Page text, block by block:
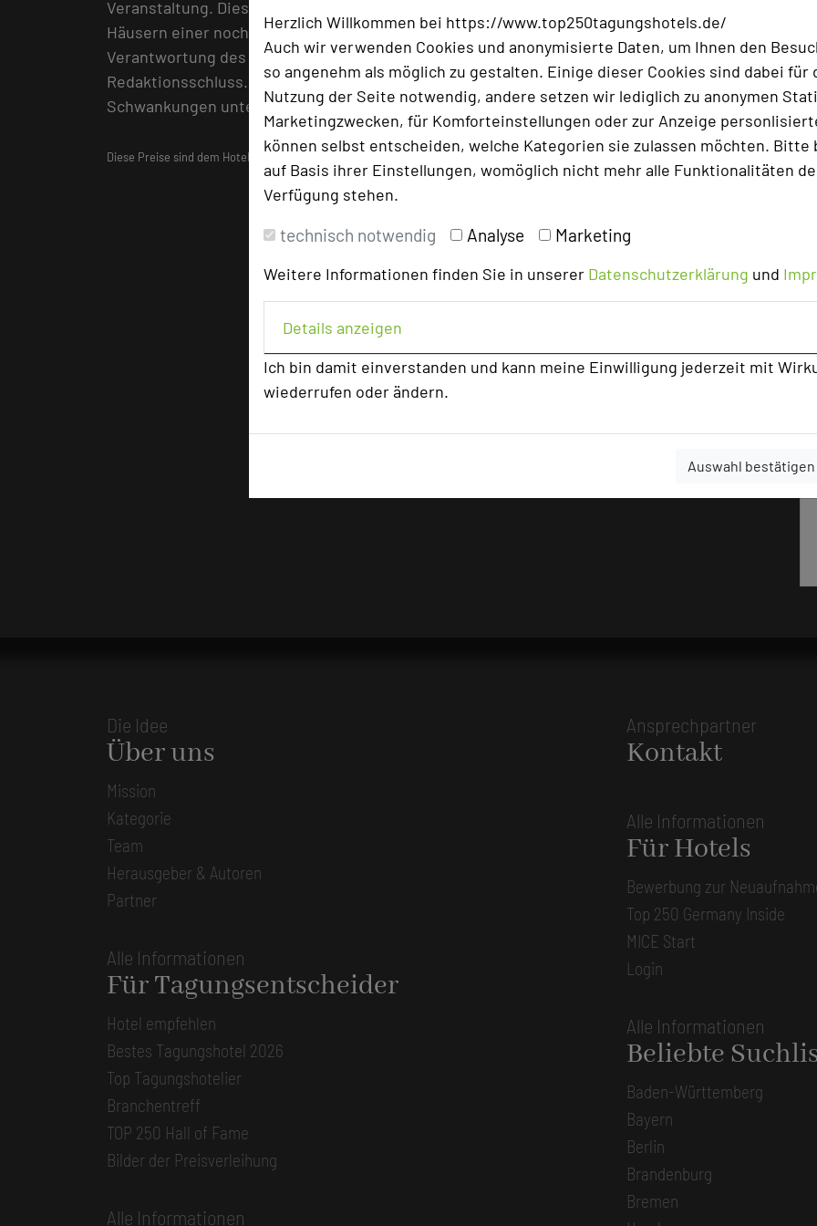
Herzlich Willkommen bei https://www.top250tagungshotels.de/
Auch wir verwenden Cookies und anonymisierte Daten, um Ihnen den
so angenehm als möglich zu gestalten. Einige dieser Cookies sind dabei für
Nutzung der Seite notwendig, andere setzen wir lediglich zu anonymen
Marketingzwecken, für Komforteinstellungen oder zur Anzeige
können selbst entscheiden, welche Kategorien sie zulassen möchten. Bitte
auf Basis ihrer Einstellungen, womöglich nicht mehr alle Funktionalitäten
Verfügung stehen.
technisch notwendig Analyse Marketing
Weitere Informationen finden Sie in unserer Datenschutzerklärung und
Details anzeigen
Ich bin damit einverstanden und kann meine Einwilligung jederzeit mit
wiederrufen oder ändern.
Auswahl bestätigen
Veranstaltung. Diese wurden vor Redaktionsschluss (15. März 2026) in Abstimmung mit den
Häusern einer nochmaligen Überprüfung unterzogen. Fehlerhafte Angaben fallen in die
Verantwortung des jeweiligen Hotels oder resultieren aus Preiserhöhungen nach
Redaktionsschluss. Es wird ausdrücklich darauf hingewiesen, dass Preise saisonalen
Schwankungen unterliegen können.
Diese Preise sind dem Hotelführer "Die besten Tagungshotels in Deutschland" entnommen.
Die Idee
Über uns
Mission
Kategorie
Team
Herausgeber & Autoren
Partner
Alle Informationen
Für Tagungsentscheider
Hotel empfehlen
Bestes Tagungshotel 2026
Top Tagungshotelier
Branchentreff
TOP 250 Hall of Fame
Bilder der Preisverleihung
Alle Informationen
Ansprechpartner
Kontakt
Alle Informationen
Für Hotels
Bewerbung zur
Top 250 Germany Inside
MICE Start
Login
Alle Informationen
Beliebte
Baden-Württemberg
Bayern
Berlin
Brandenburg
Bremen